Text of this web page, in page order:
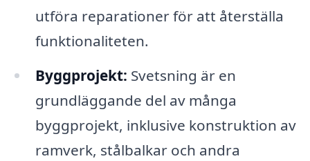
utföra reparationer för att återställa
funktionaliteten.
Byggprojekt: Svetsning är en
grundläggande del av många
byggprojekt, inklusive konstruktion av
ramverk, stålbalkar och andra